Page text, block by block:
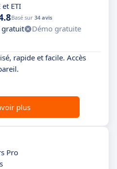
ETI
Basé sur 34 avis
gratuit
Démo gratuite
rapide et facile. Accès
plus
Pro